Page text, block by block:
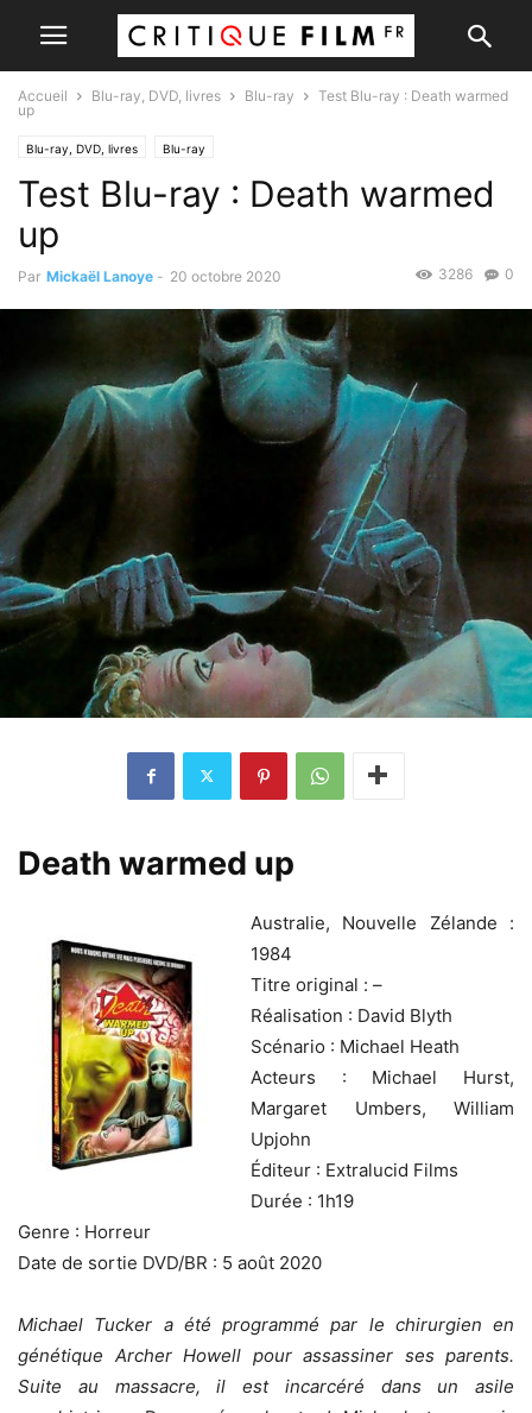
Accueil Blu-ray, DVD, livres Blu-ray
Test Blu-ray : Death warmed
up
Blu-ray, DVD, livres Blu-ray
Test Blu-ray : Death warmed
up
Par Mickaël Lanoye - 20 octobre 2020 0
3286
Death warmed up
Australie, Nouvelle Zélande :
1984
Titre original : –
Réalisation : David Blyth
Scénario : Michael Heath
Acteurs : Michael Hurst,
Margaret Umbers, William
Upjohn
Éditeur : Extralucid Films
Durée : 1h19
Genre : Horreur
Date de sortie DVD/BR : 5 août 2020
Michael Tucker a été programmé par le chirurgien en
génétique Archer Howell pour assassiner ses parents.
Suite au massacre, il est incarcéré dans un asile